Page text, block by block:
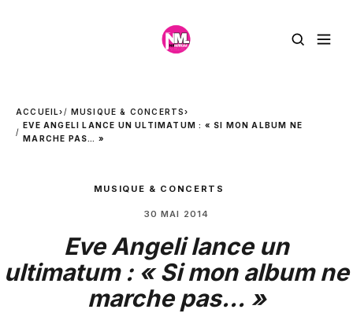
ACCUEIL› MUSIQUE & CONCERTS›
EVE ANGELI LANCE UN ULTIMATUM : « SI MON ALBUM NE
MARCHE PAS… »
MUSIQUE & CONCERTS
30 MAI 2014
Eve Angeli lance un
ultimatum : « Si mon album ne
marche pas… »